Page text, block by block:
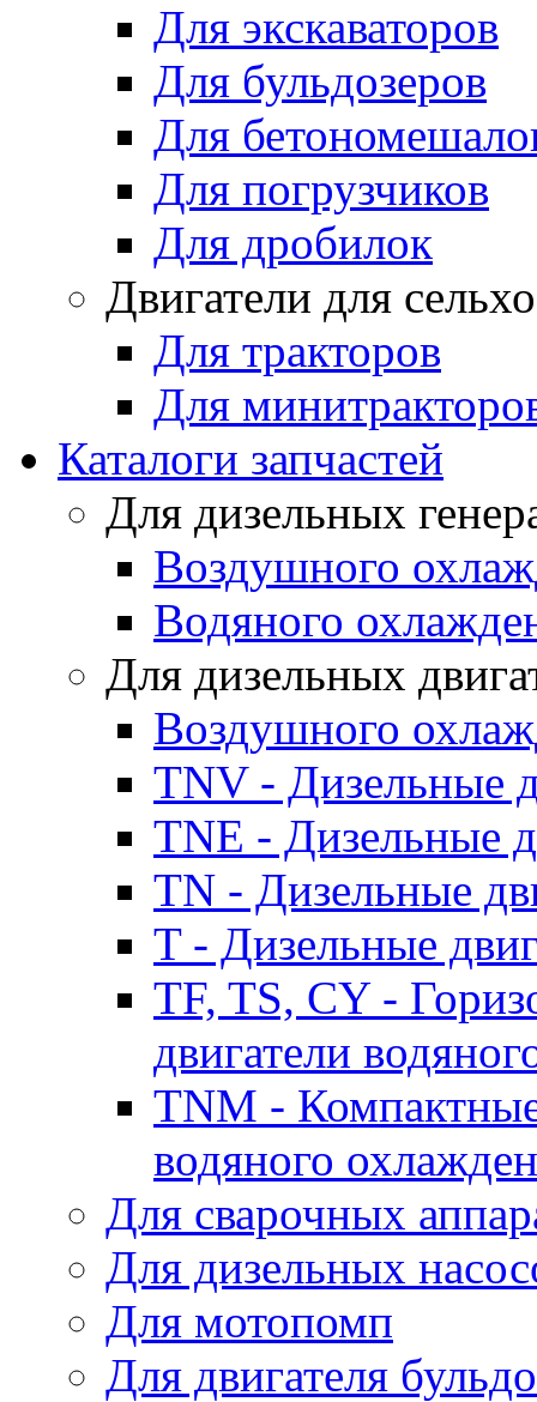
Для экскаваторов
Для бульдозеров
Для
Для погрузчиков
Для дробилок
Двигатели для
Для тракторов
Для
Каталоги запчастей
Для дизельных
Воздушного
Водяного
Для дизельных
Воздушного
TNV - Дизельные
TNE - Дизельные
TN - Дизельные
T - Дизельные
TF, TS, CY -
двигатели
TNM -
водяного
Для сварочных
Для дизельных
Для мотопомп
Для двигателя